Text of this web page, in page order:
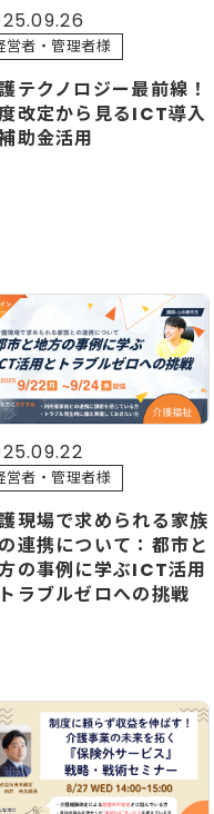
営者・管理者様
テクノロジー最前線！
改定から見るICT導入
助金活用
営者・管理者様
現場で求められる家族
連携について：都市と
の事例に学ぶICT活用
ラブルゼロへの挑戦